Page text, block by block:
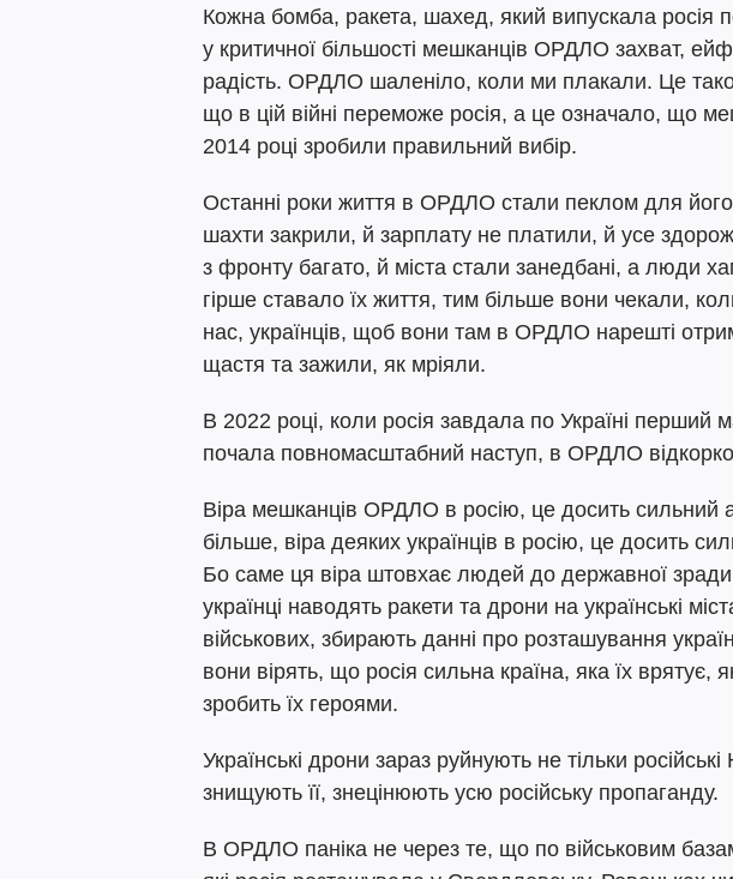
Кожна бомба, ракета, шахед, який випускала росія
у критичної більшості мешканців ОРДЛО захват,
радість. ОРДЛО шаленіло, коли ми плакали. Це
що в цій війні переможе росія, а це означало, що
2014 році зробили правильний вибір.
Останні роки життя в ОРДЛО стали пеклом для
шахти закрили, й зарплату не платили, й усе
з фронту багато, й міста стали занедбані, а люди
гірше ставало їх життя, тим більше вони чекали,
нас, українців, щоб вони там в ОРДЛО нарешті
щастя та зажили, як мріяли.
В 2022 році, коли росія завдала по Україні перший
почала повномасштабний наступ, в ОРДЛО
Віра мешканців ОРДЛО в росію, це досить сильний
більше, віра деяких українців в росію, це досить
Бо саме ця віра штовхає людей до державної
українці наводять ракети та дрони на українські
військових, збирають данні про розташування
вони вірять, що росія сильна країна, яка їх врятує,
зробить їх героями.
Українські дрони зараз руйнують не тільки
знищують її, знецінюють усю російську пропаганду.
В ОРДЛО паніка не через те, що по військовим